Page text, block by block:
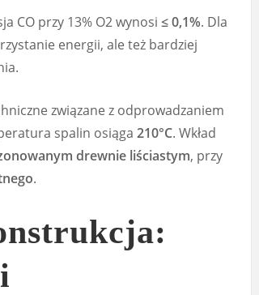
CO przy 13% O2 wynosi ≤ 0,1%. Dla
energii, ale też bardziej
związane z odprowadzaniem
spalin osiąga 210°C. Wkład
drewnie liściastym, przy
.